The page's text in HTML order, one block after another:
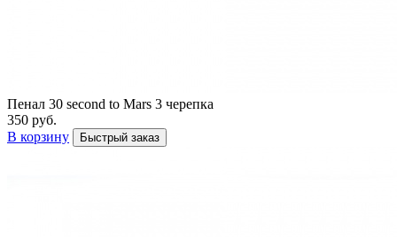
Пенал 30 second to Mars 3 черепка
350 руб.
В корзину
Быстрый заказ